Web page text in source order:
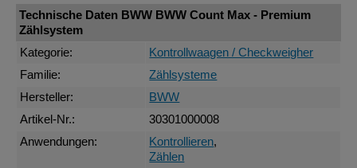
Technische Daten BWW BWW Count Max - Premium
Zählsystem
Kategorie:
Kontrollwaagen / Checkweigher
Familie:
Zählsysteme
Hersteller:
BWW
Artikel-Nr.:
30301000008
Anwendungen:
Kontrollieren,
Zählen